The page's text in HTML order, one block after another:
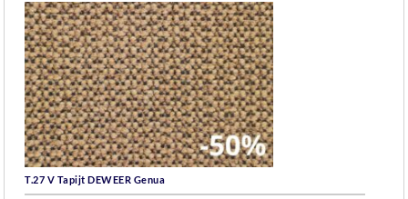
T.27 V Tapijt DEWEER Genua